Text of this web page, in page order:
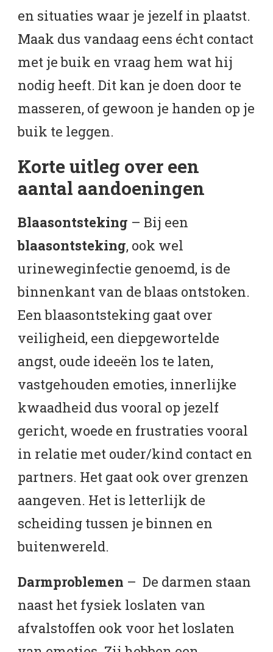
en situaties waar je jezelf in plaatst.
Maak dus vandaag eens écht contact
met je buik en vraag hem wat hij
nodig heeft. Dit kan je doen door te
masseren, of gewoon je handen op je
buik te leggen.
Korte uitleg over een
aantal aandoeningen
Blaasontsteking – Bij een
blaasontsteking, ook wel
urineweginfectie genoemd, is de
binnenkant van de blaas ontstoken.
Een blaasontsteking gaat over
veiligheid, een diepgewortelde
angst, oude ideeën los te laten,
vastgehouden emoties, innerlijke
kwaadheid dus vooral op jezelf
gericht, woede en frustraties vooral
in relatie met ouder/kind contact en
partners. Het gaat ook over grenzen
aangeven. Het is letterlijk de
scheiding tussen je binnen en
buitenwereld.
Darmproblemen – De darmen staan
naast het fysiek loslaten van
afvalstoffen ook voor het loslaten